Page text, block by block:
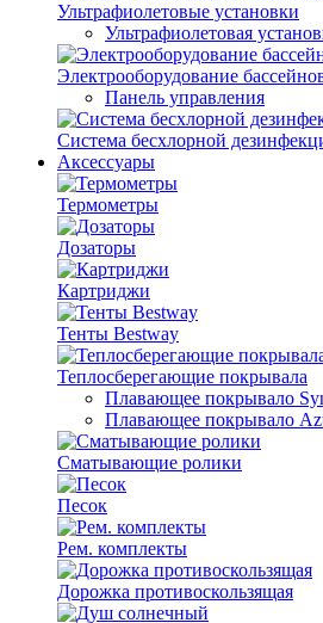
Ультрафиолетовые установки
Ультрафиолетовая
Электрооборудование
Панель управления
Система бесхлорной
Аксессуары
Термометры
Дозаторы
Картриджи
Тенты Bestway
Теплосберегающие покрывала
Плавающее покрывало
Плавающее покрывало
Сматывающие ролики
Песок
Рем. комплекты
Дорожка противоскользящая